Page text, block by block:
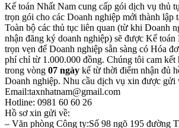
Kế toán Nhất Nam cung cấp gói dịch vụ thủ
trọn gói cho các Doanh nghiệp mới thành lập
Toàn bộ các thủ tục liên quan (từ khi Doanh
nhận đăng ký doanh nghiệp) sẽ được Kế
trọn vẹn để Doanh nghiệp sẵn sàng có Hóa
phí chỉ từ 1.000.000 đồng. Chúng tôi cam kết
trong vòng 07 ngày kể từ thời điểm nhận đủ
Doanh nghiệp. Nhu cầu dịch vụ xin được gửi
Email:taxnhatnam@gmail.com
Hotline: 0981 60 60 26
Hồ sơ xin gửi về:
– Văn phòng Công ty:Số 98 ngõ 195 đường